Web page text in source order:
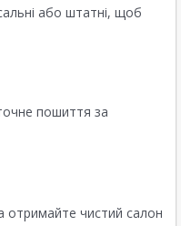
або штатні, щоб
пошиття за
отримайте чистий салон